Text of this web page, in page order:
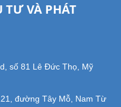
TƯ VÀ PHÁT
số 81 Lê Đức Thọ, Mỹ
đường Tây Mỗ, Nam Từ